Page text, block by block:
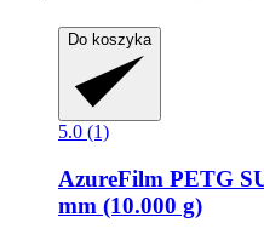
Do koszyka
5.0 (1)
AzureFilm PETG
mm (10.000 g)